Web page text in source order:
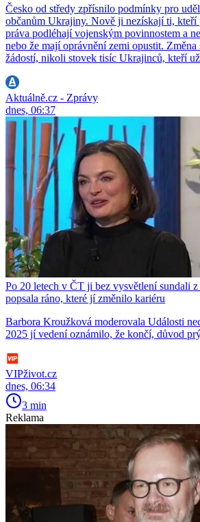
Česko od středy zpřísnilo podmínky pro
občanům Ukrajiny. Nově ji nezískají ti, kteří
práva podléhají vojenským povinnostem a
nebo že mají oprávnění zemi opustit.
žádostí, nikoli stovek tisíc Ukrajinců, kteří
Aktuálně.cz - Zprávy
dnes, 06:37
Po 20 letech v ČT ji bez vysvětlení sundali
popsala ráno, které jí změnilo kariéru
Barbora Kroužková moderovala Události
2025 jí vedení oznámilo, že končí, důvod
VIPživot.cz
dnes, 06:34
3 min
Reklama